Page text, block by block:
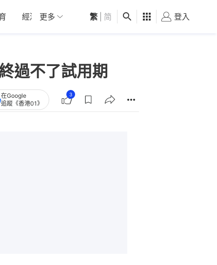
經濟 01深圳 觀點 健康 好食玩飛
更多 繁 简 登入
過不了試用期
在Google
追蹤《香港01》
3